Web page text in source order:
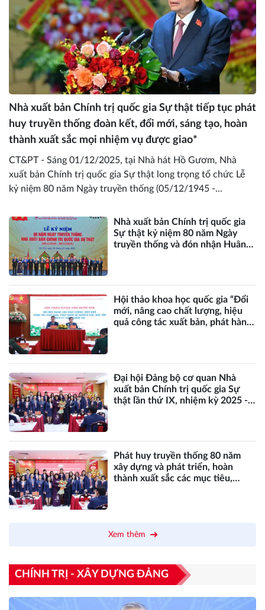
Nhà xuất bản Chính trị quốc gia Sự thật tiếp tục phát
huy truyền thống đoàn kết, đổi mới, sáng tạo, hoàn
thành xuất sắc mọi nhiệm vụ được giao*
CT&PT - Sáng 01/12/2025, tại Nhà hát Hồ Gươm, Nhà
xuất bản Chính trị quốc gia Sự thật long trọng tổ chức Lễ
kỷ niệm 80 năm Ngày truyền thống (05/12/1945 -...
Nhà xuất bản Chính trị quốc gia
Sự thật kỷ niệm 80 năm Ngày
truyền thống và đón nhận Huân
Hội thảo khoa học quốc gia “Đổi
mới, nâng cao chất lượng, hiệu
quả công tác xuất bản, phát hành
Đại hội Đảng bộ cơ quan Nhà
xuất bản Chính trị quốc gia Sự
thật lần thứ IX, nhiệm kỳ 2025 -
Phát huy truyền thống 80 năm
xây dựng và phát triển, hoàn
thành xuất sắc các mục tiêu,
Xem thêm
CHÍNH TRỊ - XÂY DỰNG ĐẢNG